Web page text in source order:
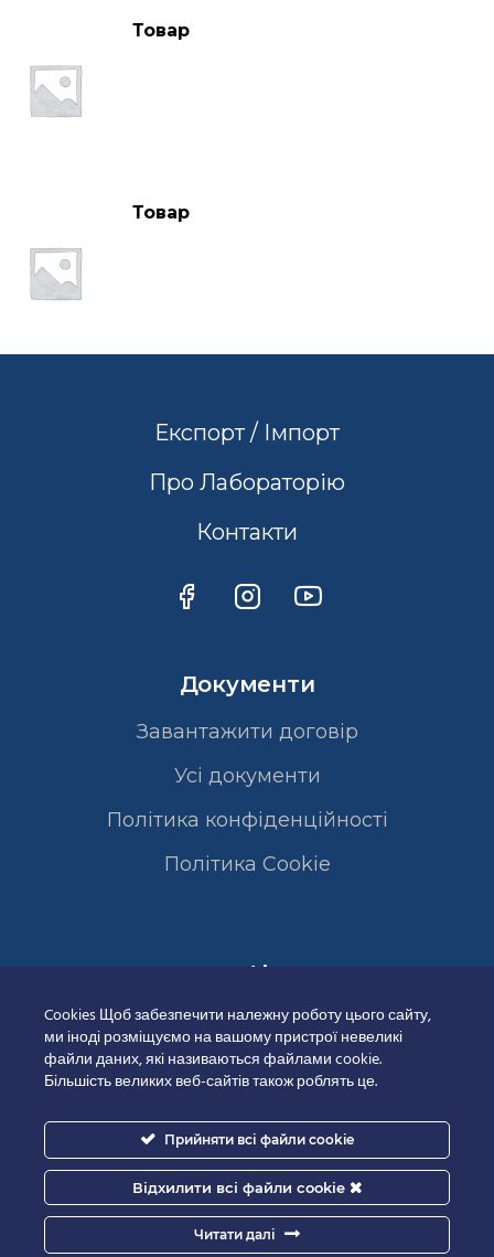
Товар
Товар
Експорт / Імпорт
Про Лабораторію
Контакти
Документи
Завантажити договір
Усі документи
Політика конфіденційності
Полiтика Cookie
Сертифікати
Cookies Щоб забезпечити належну роботу цього сайту,
ми іноді розміщуємо на вашому пристрої невеликі
файли даних, які називаються файлами cookie.
Більшість великих веб-сайтів також роблять це.
Прийняти всі файли cookie
Відхилити всі файли cookie
Читати далі